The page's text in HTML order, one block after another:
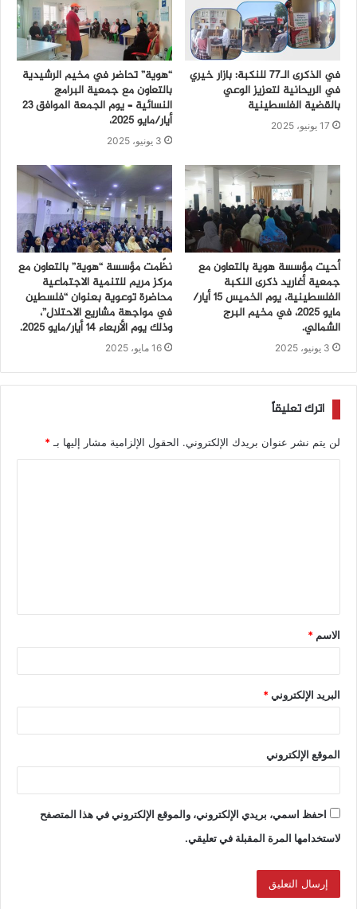
في الذكرى الـ77 للنكبة: بازار خيري
في الريحانية لتعزيز الوعي
بالقضية الفلسطينية
17 يونيو، 2025
“هوية” تحاضر في مخيم الرشيدية
بالتعاون مع جمعية البرامج
النسائية – يوم الجمعة الموافق 23
أيار/مايو 2025،
3 يونيو، 2025
أحيت مؤسسة هوية بالتعاون مع
جمعية أغاريد ذكرى النكبة
الفلسطينية، يوم الخميس 15 أيار/
مايو 2025، في مخيم البرج
الشمالي.
3 يونيو، 2025
نظّمت مؤسسة “هوية” بالتعاون مع
مركز مريم للتنمية الاجتماعية
محاضرة توعوية بعنوان “فلسطين
في مواجهة مشاريع الاحتلال”،
وذلك يوم الأربعاء 14 أيار/مايو 2025.
16 مايو، 2025
اترك تعليقاً
لن يتم نشر عنوان بريدك الإلكتروني. الحقول الإلزامية مشار إليها بـ *
الاسم *
البريد الإلكتروني*
الموقع الإلكتروني
احفظ اسمي، بريدي الإلكتروني، والموقع الإلكتروني في هذا المتصفح
لاستخدامها المرة المقبلة في تعليقي.